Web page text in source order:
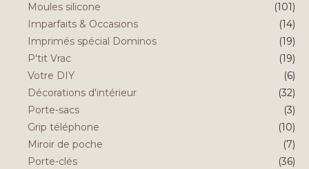
Moules silicone
(101)
Imparfaits & Occasions
(14)
Imprimés spécial Dominos
(19)
P'tit Vrac
(19)
Votre DIY
(6)
Décorations d'intérieur
(32)
Porte-sacs
(3)
Grip téléphone
(10)
Miroir de poche
(7)
Porte-clés
(36)